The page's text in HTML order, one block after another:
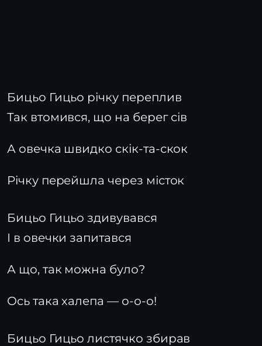
Бицьо Гицьо річку переплив
Так втомився, що на берег сів
А овечка швидко скік-та-скок
Річку перейшла через місток
Бицьо Гицьо здивувався
І в овечки запитався
А що, так можна було?
Ось така халепа — о-о-о!
Бицьо Гицьо листячко збирав